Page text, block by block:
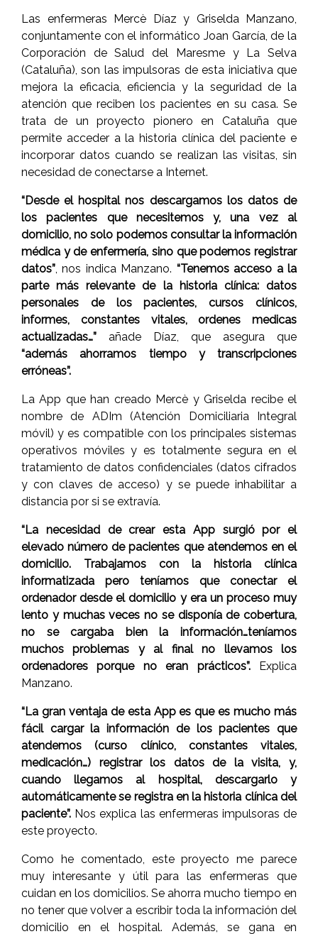
Las enfermeras Mercè Díaz y Griselda Manzano,
conjuntamente con el informático Joan García, de la
Corporación de Salud del Maresme y La Selva
(Cataluña), son las impulsoras de esta iniciativa que
mejora la eficacia, eficiencia y la seguridad de la
atención que reciben los pacientes en su casa. Se
trata de un proyecto pionero en Cataluña que
permite acceder a la historia clínica del paciente e
incorporar datos cuando se realizan las visitas, sin
necesidad de conectarse a Internet.
“Desde el hospital nos descargamos los datos de
los pacientes que necesitemos y, una vez al
domicilio, no solo podemos consultar la información
médica y de enfermería, sino que podemos registrar
datos” , nos indica Manzano. “Tenemos acceso a la
parte más relevante de la historia clínica: datos
personales de los pacientes, cursos clínicos,
informes, constantes vitales, ordenes medicas
actualizadas…” añade Díaz, que asegura que
“además ahorramos tiempo y transcripciones
erróneas”.
La App que han creado Mercè y Griselda recibe el
nombre de ADIm (Atención Domiciliaria Integral
móvil) y es compatible con los principales sistemas
operativos móviles y es totalmente segura en el
tratamiento de datos confidenciales (datos cifrados
y con claves de acceso) y se puede inhabilitar a
distancia por si se extravía.
“La necesidad de crear esta App surgió por el
elevado número de pacientes que atendemos en el
domicilio. Trabajamos con la historia clínica
informatizada pero teníamos que conectar el
ordenador desde el domicilio y era un proceso muy
lento y muchas veces no se disponía de cobertura,
no se cargaba bien la información…teníamos
muchos problemas y al final no llevamos los
ordenadores porque no eran prácticos”.Explica
Manzano.
“La gran ventaja de esta App es que es mucho más
fácil cargar la información de los pacientes que
atendemos (curso clínico, constantes vitales,
medicación…) registrar los datos de la visita, y,
cuando llegamos al hospital, descargarlo y
automáticamente se registra en la historia clínica del
paciente”. Nos explica las enfermeras impulsoras de
este proyecto.
Como he comentado, este proyecto me parece
muy interesante y útil para las enfermeras que
cuidan en los domicilios. Se ahorra mucho tiempo en
no tener que volver a escribir toda la información del
domicilio en el hospital. Además, se gana en